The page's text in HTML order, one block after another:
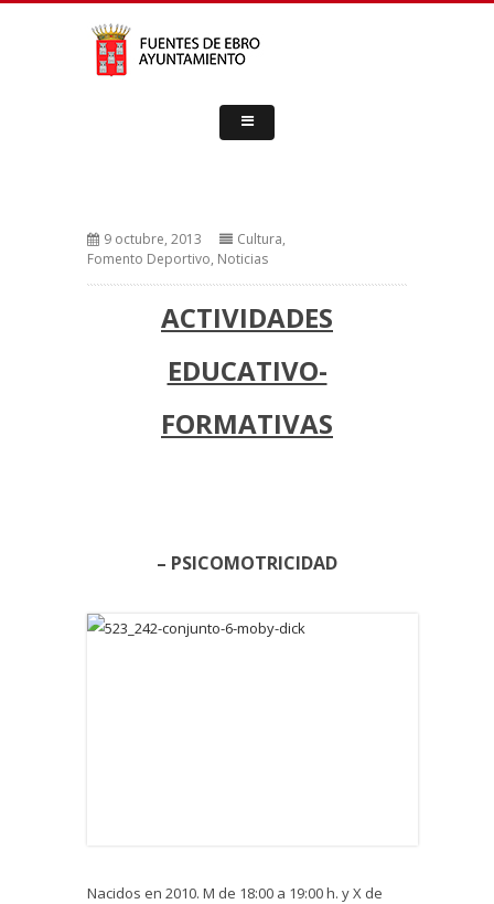
9 octubre, 2013 Cultura,
Fomento Deportivo, Noticias
ACTIVIDADES
EDUCATIVO-
FORMATIVAS
– PSICOMOTRICIDAD
Nacidos en 2010. M de 18:00 a 19:00 h. y X de